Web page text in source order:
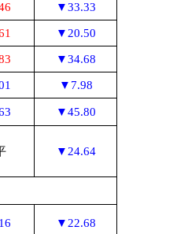
▼33.33
▼20.50
▼34.68
▼7.98
▼45.80
▼24.64
▼22.68